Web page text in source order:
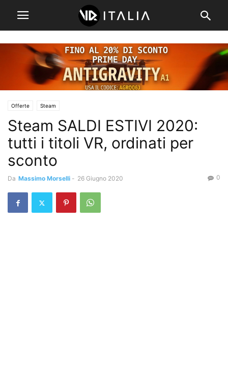
Offerte Steam
Steam SALDI ESTIVI 2020:
tutti i titoli VR, ordinati per
sconto
Da Massimo Morselli - 26 Giugno 2020 0